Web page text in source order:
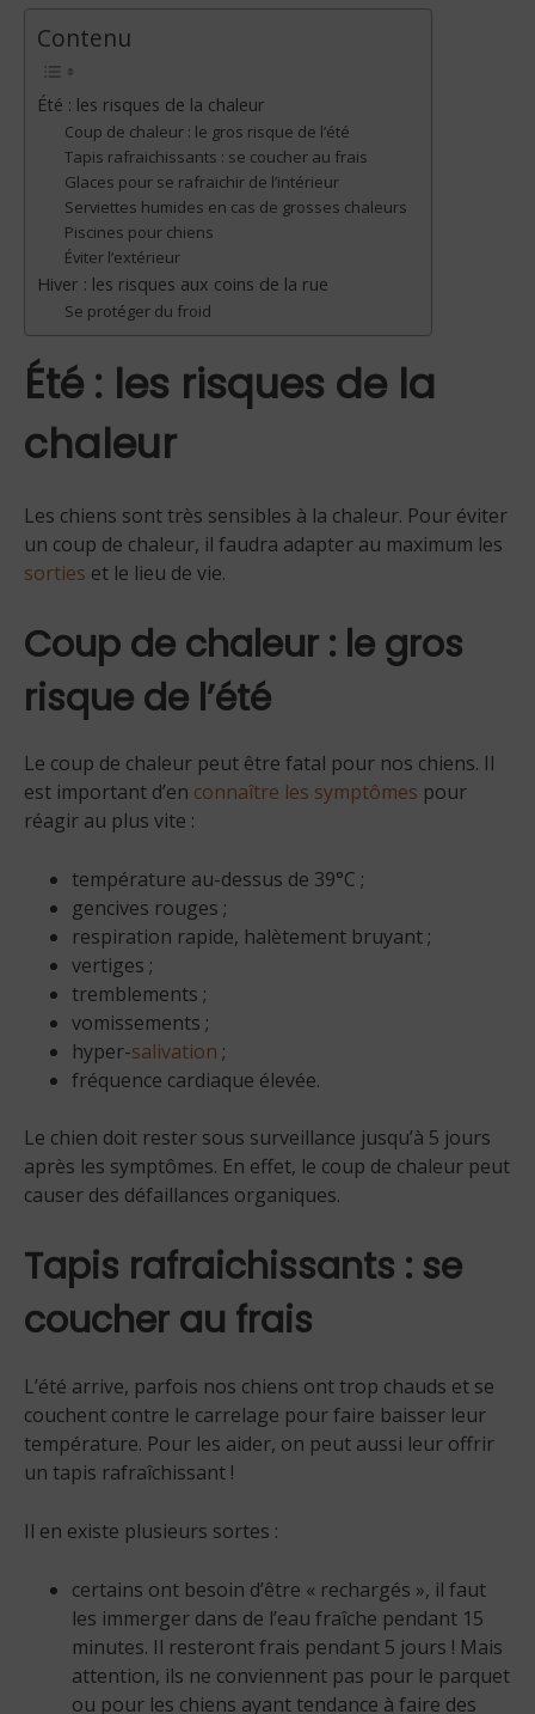
Contenu
Été : les risques de la chaleur
Coup de chaleur : le gros risque de l’été
Tapis rafraichissants : se coucher au frais
Glaces pour se rafraichir de l’intérieur
Serviettes humides en cas de grosses chaleurs
Piscines pour chiens
Éviter l’extérieur
Hiver : les risques aux coins de la rue
Se protéger du froid
Été : les risques de la
chaleur
Les chiens sont très sensibles à la chaleur. Pour éviter
un coup de chaleur, il faudra adapter au maximum les
sorties et le lieu de vie.
Coup de chaleur : le gros
risque de l’été
Le coup de chaleur peut être fatal pour nos chiens. Il
est important d’en connaître les symptômes pour
réagir au plus vite :
température au-dessus de 39°C ;
gencives rouges ;
respiration rapide, halètement bruyant ;
vertiges ;
tremblements ;
vomissements ;
hyper-salivation ;
fréquence cardiaque élevée.
Le chien doit rester sous surveillance jusqu’à 5 jours
après les symptômes. En effet, le coup de chaleur peut
causer des défaillances organiques.
Tapis rafraichissants : se
coucher au frais
L’été arrive, parfois nos chiens ont trop chauds et se
couchent contre le carrelage pour faire baisser leur
température. Pour les aider, on peut aussi leur offrir
un tapis rafraîchissant !
Il en existe plusieurs sortes :
certains ont besoin d’être « rechargés », il faut
les immerger dans de l’eau fraîche pendant 15
minutes. Il resteront frais pendant 5 jours ! Mais
attention, ils ne conviennent pas pour le parquet
ou pour les chiens ayant tendance à faire des